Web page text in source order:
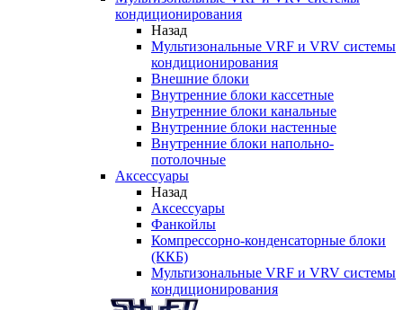
кондиционирования
Назад
Мультизональные VRF и VRV системы
кондиционирования
Внешние блоки
Внутренние блоки кассетные
Внутренние блоки канальные
Внутренние блоки настенные
Внутренние блоки напольно-
потолочные
Аксессуары
Назад
Аксессуары
Фанкойлы
Компрессорно-конденсаторные блоки
(ККБ)
Мультизональные VRF и VRV системы
кондиционирования